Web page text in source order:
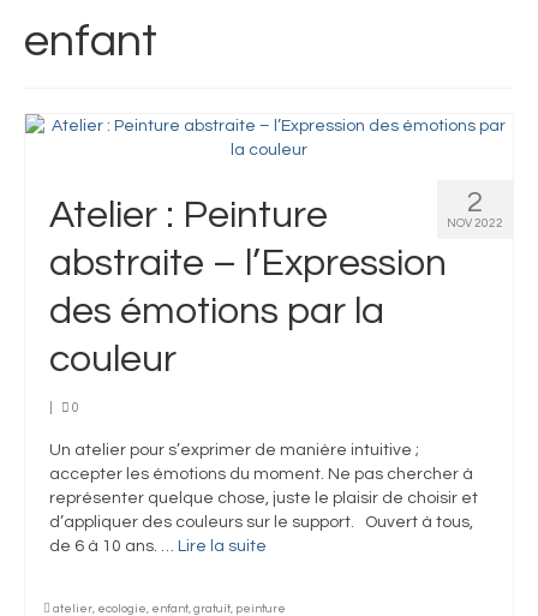
Le lieu
Devenir partenaire
Infos Pratiques
enfant
2
NOV 2022
Atelier : Peinture
abstraite – l’Expression
des émotions par la
couleur
0
Un atelier pour s’exprimer de manière intuitive ;
accepter les émotions du moment. Ne pas chercher à
représenter quelque chose, juste le plaisir de choisir et
d’appliquer des couleurs sur le support. Ouvert à tous,
de 6 à 10 ans. … Lire la suite­­
atelier ecologie enfant gratuit peinture